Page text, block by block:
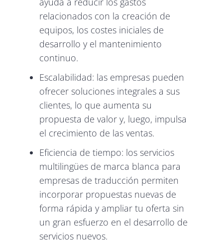
relacionados con la creación de
equipos, los costes iniciales de
desarrollo y el mantenimiento
continuo.
Escalabilidad: las empresas pueden
ofrecer soluciones integrales a sus
clientes, lo que aumenta su
propuesta de valor y, luego, impulsa
el crecimiento de las ventas.
Eficiencia de tiempo: los servicios
multilingües de marca blanca para
empresas de traducción permiten
incorporar propuestas nuevas de
forma rápida y ampliar tu oferta sin
un gran esfuerzo en el desarrollo de
servicios nuevos.